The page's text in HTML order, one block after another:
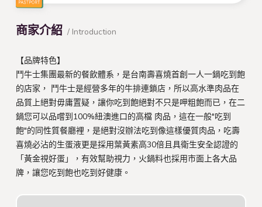
商家介紹 / Introduction
【品牌特色】
鬥牛士集團最新的餐飲體系，是台南壽喜燒首創一人一鍋吃到飽
的店家， 鬥牛士是經營多年的牛排連鎖店，所以高水準肉品在
品質上絕對毋庸置疑，讓你吃到飽絕對不只是呷粗飽而已，在二
鍋您可以品嚐到100%紐澳進口的高檔 肉品，這在一般"吃到
飽"的同性質餐廳裡，是絕對沒辦法吃到像這樣優質肉品，吃壽
喜燒必沾的生蛋液更是採用葉黃素高30倍且具衛生安全認證的
「黃金視好蛋」，有效幫助視力，火鍋料也採用市面上各大品
牌，讓您吃到飽也吃到好健康。